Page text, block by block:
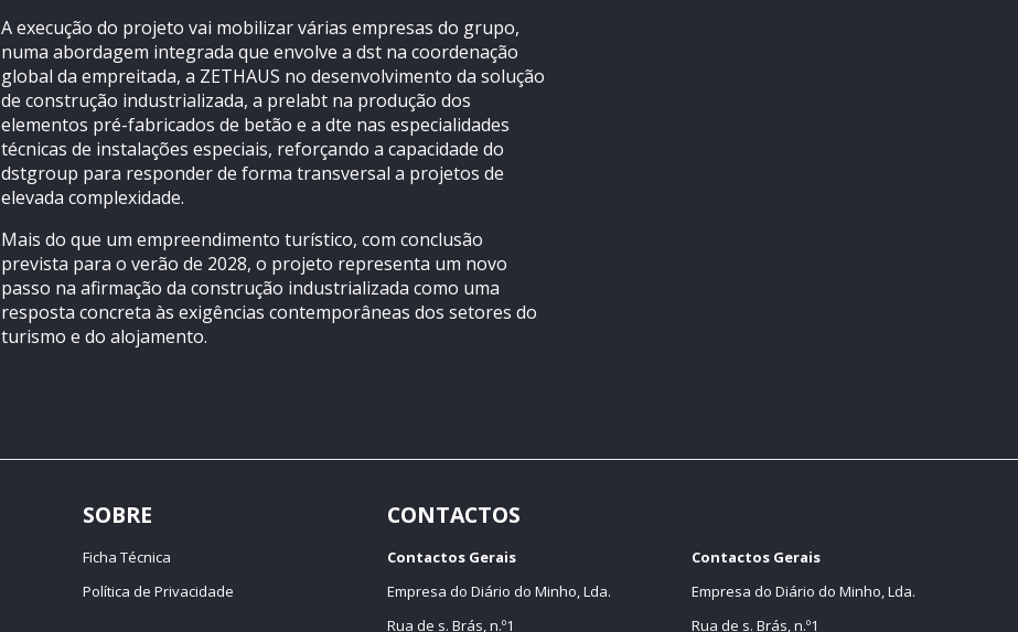
A execução do projeto vai mobilizar várias empresas do grupo,
numa abordagem integrada que envolve a dst na coordenação
global da empreitada, a ZETHAUS no desenvolvimento da solução
de construção industrializada, a prelabt na produção dos
elementos pré-fabricados de betão e a dte nas especialidades
técnicas de instalações especiais, reforçando a capacidade do
dstgroup para responder de forma transversal a projetos de
elevada complexidade.
Mais do que um empreendimento turístico, com conclusão
prevista para o verão de 2028, o projeto representa um novo
passo na afirmação da construção industrializada como uma
resposta concreta às exigências contemporâneas dos setores do
turismo e do alojamento.
SOBRE
Ficha Técnica
Política de Privacidade
CONTACTOS
Contactos Gerais
Empresa do Diário do Minho, Lda.
Rua de s. Brás, n.º1
Contactos Gerais
Empresa do Diário do Minho, Lda.
Rua de s. Brás, n.º1